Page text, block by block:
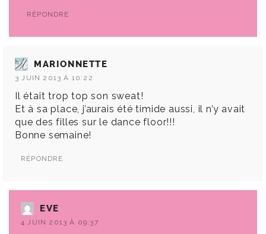
RÉPONDRE
MARIONNETTE
3 JUIN 2013 À 10:22
Il était trop top son sweat!
Et à sa place, j’aurais été timide aussi, il n’y avait
que des filles sur le dance floor!!!
Bonne semaine!
RÉPONDRE
EVE
4 JUIN 2013 À 09:37